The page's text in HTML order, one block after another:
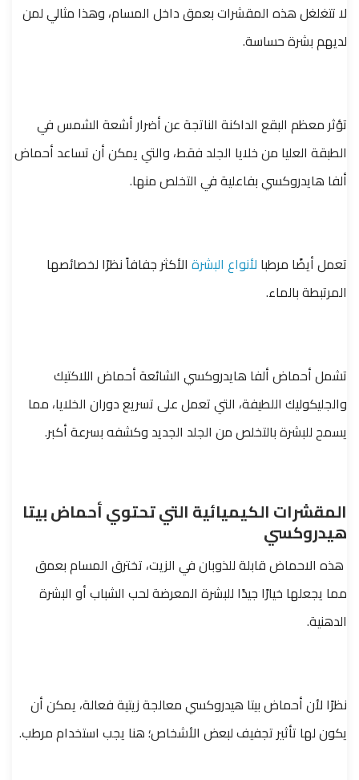
لا تتغلغل هذه المقشرات بعمق داخل المسام، وهذا مثالي لمن
لديهم بشرة حساسة.
تؤثر معظم البقع الداكنة الناتجة عن أضرار أشعة الشمس في
الطبقة العليا من خلايا الجلد فقط، والتي يمكن أن تساعد أحماض
ألفا هايدروكسي بفاعلية في التخلص منها.
تعمل أيضًا مرطبا لأنواع البشرة الأكثر جفافاً نظرًا لخصائصها
المرتبطة بالماء.
تشمل أحماض ألفا هايدروكسي الشائعة أحماض اللاكتيك
والجليكوليك اللطيفة، التي تعمل على تسريع دوران الخلايا، مما
يسمح للبشرة بالتخلص من الجلد الجديد وكشفه بسرعة أكبر.
المقشرات الكيميائية التي تحتوي أحماض بيتا
هيدروكسي
هذه الاحماض قابلة للذوبان في الزيت، تخترق المسام بعمق
مما يجعلها خيارًا جيدًا للبشرة المعرضة لحب الشباب أو البشرة
الدهنية.
نظرًا لأن أحماض بيتا هيدروكسي معالجة زيتية فعالة، يمكن أن
يكون لها تأثير تجفيف لبعض الأشخاص؛ هنا يجب استخدام مرطب.